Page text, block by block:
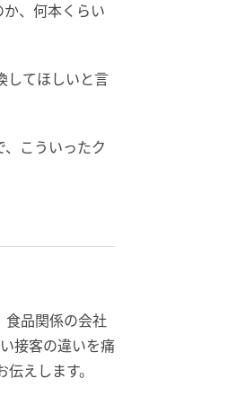
、何本くらい
してほしいと言
こういったク
食品関係の会社
接客の違いを痛
えします。